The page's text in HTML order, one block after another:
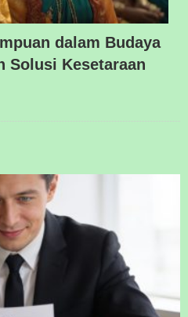
dalam Budaya
Solusi Kesetaraan